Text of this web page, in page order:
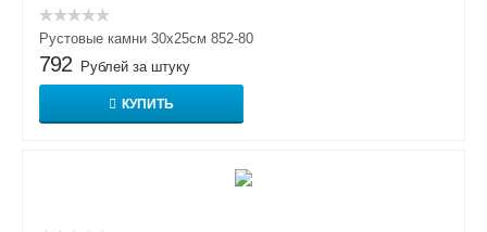
Рустовые камни 30х25см 852-80
792 Рублей за штуку
КУПИТЬ